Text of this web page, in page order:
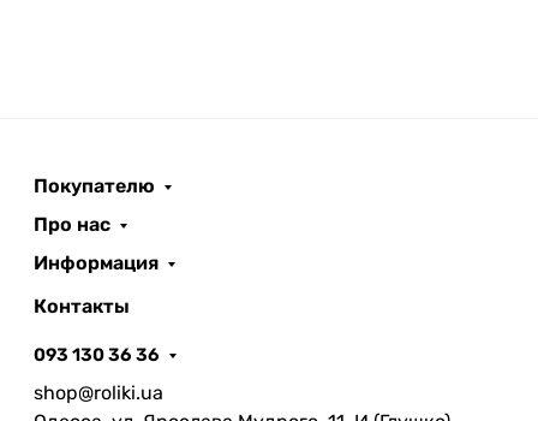
Покупателю
Про нас
Информация
Контакты
093 130 36 36
shop@roliki.ua